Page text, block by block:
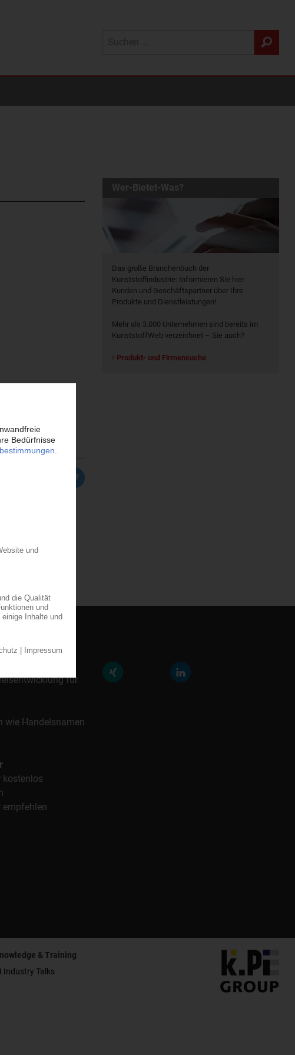
Wer-Bietet-Was?
Das große Branchenbuch der
Kunststoffindustrie: Informieren Sie hier
Kunden und Geschäftspartner über Ihre
Produkte und Dienstleistungen!
Mehr als 3.000 Unternehmen sind bereits im
KunststoffWeb verzeichnet – Sie auch?
Produkt- und Firmensuche
der
für
wie Handelsnamen
kostenlos
empfehlen
& Training
Industry Talks